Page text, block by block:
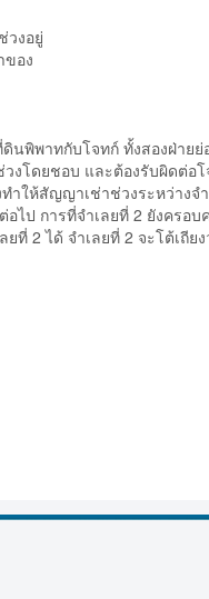
รัพย์ที่เช่าช่วงอยู่
ของ
นพิพาทกับโจทก์ ทั้งสองฝ่าย
โดยชอบ และต้องรับผิดต่อโ
ำให้สัญญาเช่าช่วงระหว่างจ
ไป การที่จำเลยที่ 2 ยังครอ
ที่ 2 ได้ จำเลยที่ 2 จะโต้เถี